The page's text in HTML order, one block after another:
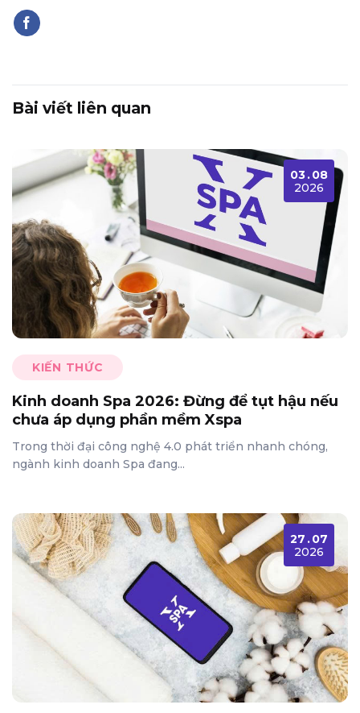
Bài viết liên quan
KIẾN THỨC
Kinh doanh Spa 2026: Đừng để tụt hậu nếu
chưa áp dụng phần mềm Xspa
Trong thời đại công nghệ 4.0 phát triển nhanh chóng,
ngành kinh doanh Spa đang...
03.08
2026
27 .07
2026